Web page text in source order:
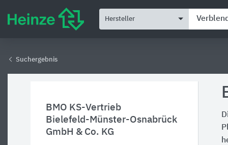
Hersteller
Suchergebnis
BMO KS-Vertrieb
Bielefeld-Münster-Osnabrück
GmbH & Co. KG